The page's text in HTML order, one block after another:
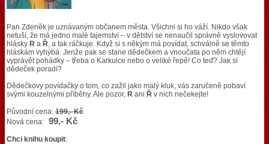
Pan Zdeněk je uznávaným občanem města. Všichni si ho váží. Nikdo však
netuší, že má jedno malé tajemství – v dětství se nenaučil správně vyslovovat
hlásky R a Ř, a tak ráčkuje. Když si s někým má povídat, schválně se těmto
hláskám vyhýbá. Jenže pak se stane dědečkem a vnoučata po něm chtějí
vyprávět pohádky – třeba o Karkulce nebo o veliké řepě! Co teď? Jak si
dědeček poradí?
Dědečkovy povídačky o tom, co zažil jako malý kluk, vás zaručeně pobaví
svými kouzelnými příběhy. Ale pozor, R ani Ř v nich nečekejte!
Původní cena: 199,- Kč
Nová cena: 99,- Kč
Chci knihu koupit: